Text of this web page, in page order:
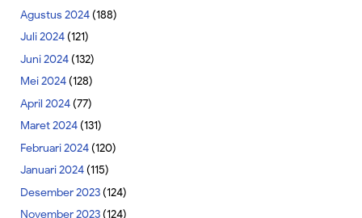
Agustus 2024(188)
Juli 2024(121)
Juni 2024(132)
Mei 2024(128)
April 2024(77)
Maret 2024(131)
Februari 2024(120)
Januari 2024(115)
Desember 2023(124)
November 2023(124)